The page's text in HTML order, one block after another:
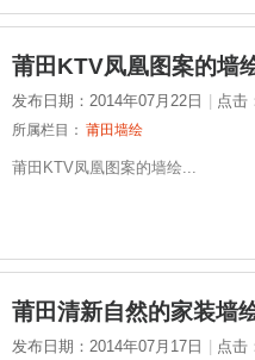
莆田KTV凤凰图案的墙
发布日期：2014年07月22日 点击
所属栏目： 莆田墙绘
莆田KTV凤凰图案的墙绘...
莆田清新自然的家装墙
发布日期：2014年07月17日 点击